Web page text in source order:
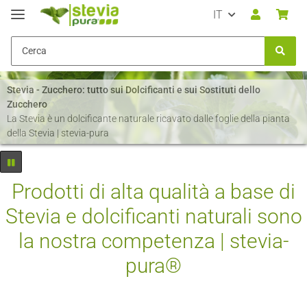
IT
Stevia - Zucchero: tutto sui Dolcificanti e sui Sostituti dello
Zucchero
La Stevia è un dolcificante naturale ricavato dalle foglie della pianta
della Stevia | stevia-pura
Prodotti di alta qualità a base di
Stevia e dolcificanti naturali sono
la nostra competenza | stevia-
pura®